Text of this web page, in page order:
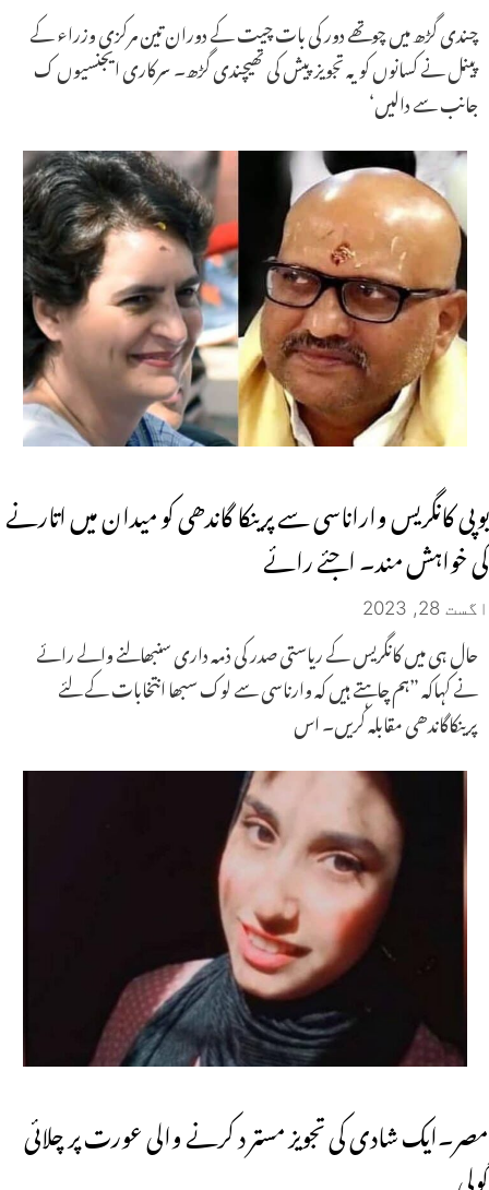
چندی گڑھ میں چوتھے دور کی بات چیت کے دوران تین مرکزی وزراء کے
پینل نے کسانوں کو یہ تجویز پیش کی تھیچندی گڑھ۔ سرکاری ایجنسیوں ک
جانب سے دالیں‘
یوپی کانگریس واراناسی سے پرینکا گاندھی کو میدان میں اتارنے
کی خواہش مند۔ اجئے رائے
اگست 28, 2023
حال ہی میں کانگریس کے ریاستی صدر کی ذمہ داری سنبھالنے والے رائے
نے کہاکہ ”ہم چاہتے ہیں کہ وارناسی سے لوک سبھا انتخابات کے لئے
پرینکاگاندھی مقابلہ کریں۔ اس
مصر۔ایک شادی کی تجویز مستر د کرنے والی عورت پر چلائی
گولی